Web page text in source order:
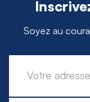
Soyez au